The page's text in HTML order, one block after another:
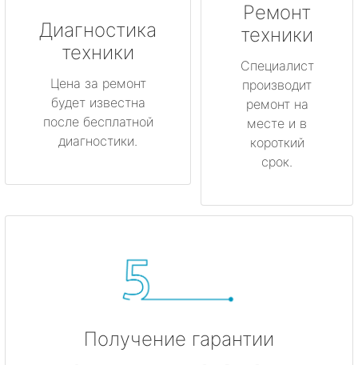
Диагностика
техники
Цена за ремонт
будет известна
после бесплатной
диагностики.
Ремонт
техники
Специалист
производит
ремонт на
месте и в
короткий
срок.
Получение гарантии